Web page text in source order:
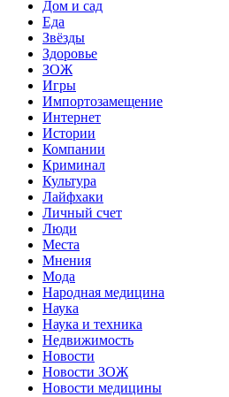
Дом и сад
Еда
Звёзды
Здоровье
ЗОЖ
Игры
Импортозамещение
Интернет
Истории
Компании
Криминал
Культура
Лайфхаки
Личный счет
Люди
Места
Мнения
Мода
Народная медицина
Наука
Наука и техника
Недвижимость
Новости
Новости ЗОЖ
Новости медицины